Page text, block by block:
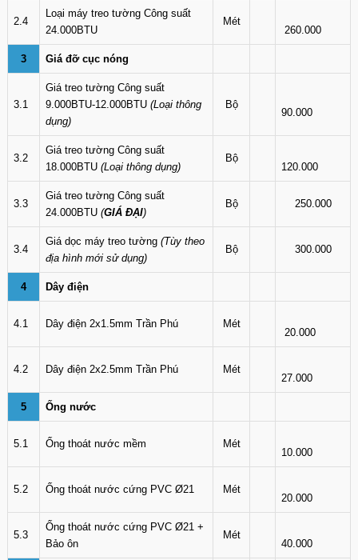
2.4
Loại máy treo tường Công suất
24.000BTU
Mét
260.000
3 Giá đỡ cục nóng
3.1
Giá treo tường Công suất
9.000BTU-12.000BTU (Loại thông
dụng)
Bộ
90.000
3.2
Giá treo tường Công suất
18.000BTU (Loại thông dụng)
Bộ
120.000
3.3
Giá treo tường Công suất
24.000BTU (GIÁ ĐẠI)
Bộ 250.000
3.4
Giá dọc máy treo tường (Tùy theo
địa hình mới sử dụng)
Bộ 300.000
4 Dây điện
4.1 Dây điện 2x1.5mm Trần Phú Mét
20.000
4.2 Dây điện 2x2.5mm Trần Phú Mét
27.000
5 Ống nước
5.1 Ống thoát nước mềm Mét
10.000
5.2 Ống thoát nước cứng PVC Ø21 Mét
20.000
5.3
Ống thoát nước cứng PVC Ø21 +
Bảo ôn
Mét
40.000